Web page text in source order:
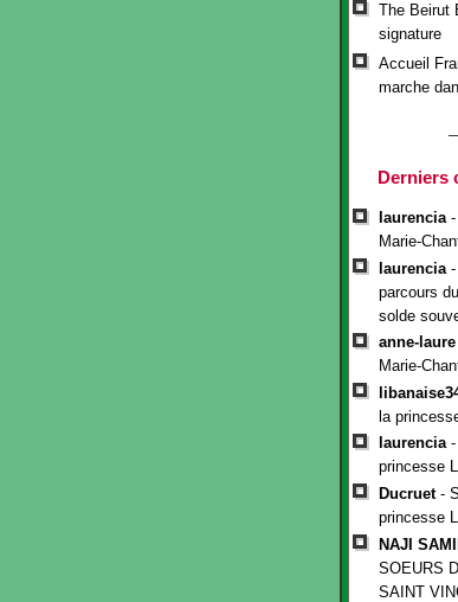
The Beirut
signature
Accueil
marche
Derniers
laurencia-
Marie-
laurencia
parcours
solde
anne-laure
Marie-
la
laurencia-
princesse
Ducruet-
princesse
NAJI
SOEURS
SAINT